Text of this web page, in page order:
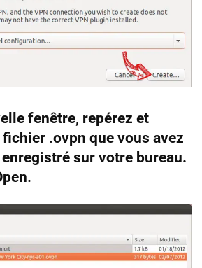
fenêtre, repérez et
.ovpn que vous avez
sur votre bureau.